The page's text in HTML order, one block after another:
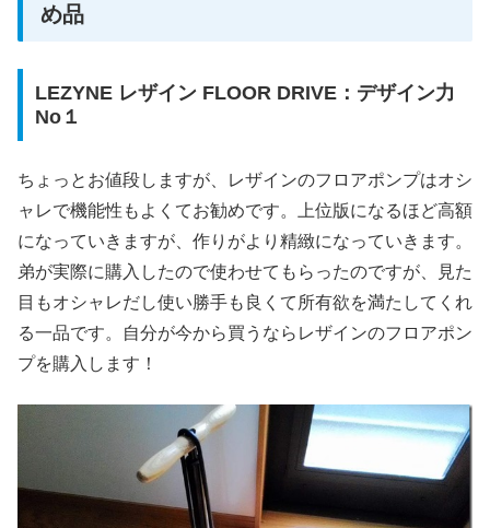
め品
LEZYNE レザイン FLOOR DRIVE：デザイン力
No１
ちょっとお値段しますが、レザインのフロアポンプはオシ
ャレで機能性もよくてお勧めです。上位版になるほど高額
になっていきますが、作りがより精緻になっていきます。
弟が実際に購入したので使わせてもらったのですが、見た
目もオシャレだし使い勝手も良くて所有欲を満たしてくれ
る一品です。自分が今から買うならレザインのフロアポン
プを購入します！